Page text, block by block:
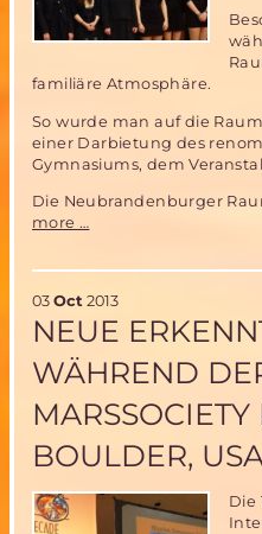
familiäre Atmosphäre.
So wurde man auf die
einer Darbietung des
Gymnasiums, dem
Die Neubrandenburger
more …
Neubrandenburg-
Resumée
03 Oct 2013
NEUE
WÄHREND
BOULDER,
Die